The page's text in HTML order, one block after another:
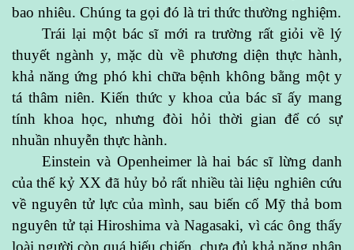
bao nhiêu. Chúng ta gọi đó là tri thức thường nghiệm.
Trái lại một bác sĩ mới ra trường rất giỏi về lý
thuyết ngành y, mặc dù về phương diện thực hành,
khả năng ứng phó khi chữa bệnh không bằng một y
tá thâm niên. Kiến thức y khoa của bác sĩ ấy mang
tính khoa học, nhưng đòi hỏi thời gian để có sự
nhuần nhuyễn thực hành.
Einstein và Openheimer là hai bác sĩ lừng danh
của thế kỷ XX đã hủy bỏ rất nhiều tài liệu nghiên cứu
về nguyên tử lực của mình, sau biến cố Mỹ thả bom
nguyên tử tại Hiroshima và Nagasaki, vì các ông thấy
loài người còn quá hiếu chiến, chưa đủ khả năng nhân